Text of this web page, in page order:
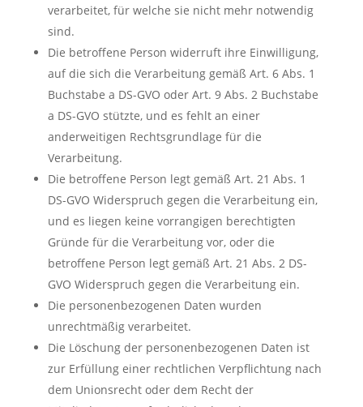
verarbeitet, für welche sie nicht mehr notwendig
sind.
Die betroffene Person widerruft ihre Einwilligung,
auf die sich die Verarbeitung gemäß Art. 6 Abs. 1
Buchstabe a DS-GVO oder Art. 9 Abs. 2 Buchstabe
a DS-GVO stützte, und es fehlt an einer
anderweitigen Rechtsgrundlage für die
Verarbeitung.
Die betroffene Person legt gemäß Art. 21 Abs. 1
DS-GVO Widerspruch gegen die Verarbeitung ein,
und es liegen keine vorrangigen berechtigten
Gründe für die Verarbeitung vor, oder die
betroffene Person legt gemäß Art. 21 Abs. 2 DS-
GVO Widerspruch gegen die Verarbeitung ein.
Die personenbezogenen Daten wurden
unrechtmäßig verarbeitet.
Die Löschung der personenbezogenen Daten ist
zur Erfüllung einer rechtlichen Verpflichtung nach
dem Unionsrecht oder dem Recht der